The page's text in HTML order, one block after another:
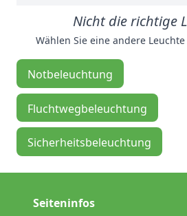
Nicht die richtige
Wählen Sie eine andere
Notbeleuchtung
Fluchtwegbeleuchtung
Sicherheitsbeleuchtung
Seiteninfos